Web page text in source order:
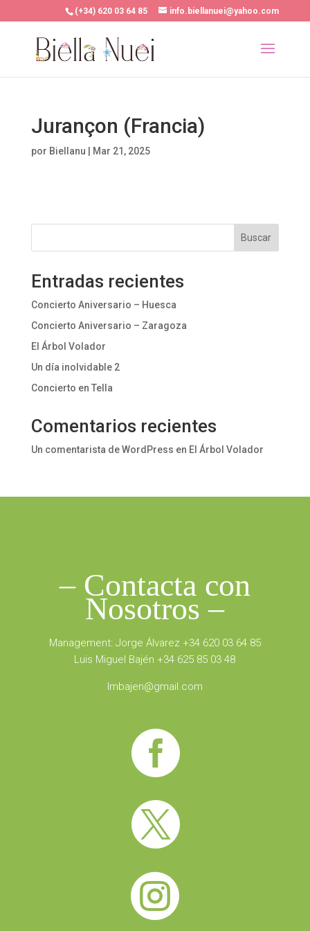
(+34) 620 03 64 85 info.biellanuei@yahoo.com
Jurançon (Francia)
por Biellanu Mar 21, 2025
Buscar
Entradas recientes
Concierto Aniversario – Huesca
Concierto Aniversario – Zaragoza
El Árbol Volador
Un día inolvidable 2
Concierto en Tella
Comentarios recientes
Un comentarista de WordPress en El Árbol Volador
– Contacta con
Nosotros –
Management: Jorge Álvarez +34 620 03 64 85
Luis Miguel Bajén +34 625 85 03 48
lmbajen@gmail.com


